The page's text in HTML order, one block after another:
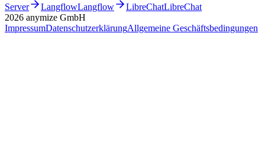
Server
LangflowLangflow LibreChatLibreChat
2026 anymize GmbH
ImpressumDatenschutzerklärungAllgemeine Geschäftsbedingungen